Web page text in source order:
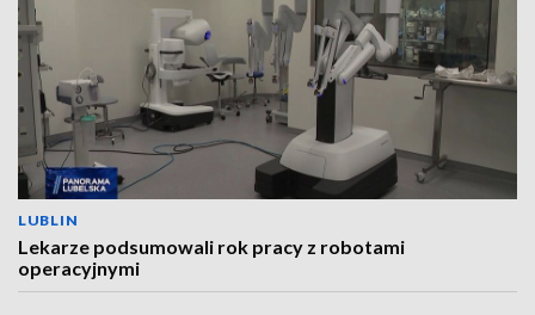
LUBLIN
Lekarze podsumowali rok pracy z robotami
operacyjnymi